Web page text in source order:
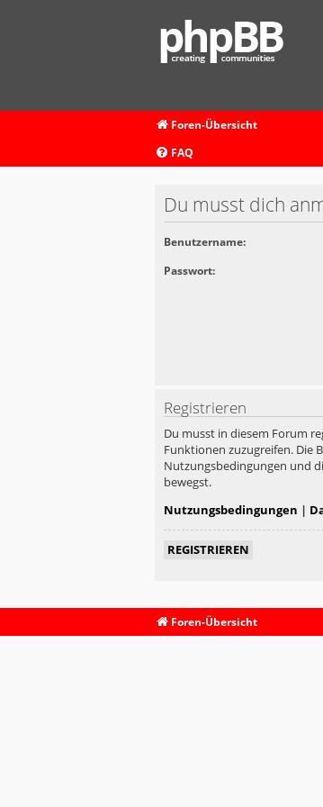
Foren-Übersicht
FAQ
Du musst dich
Benutzername:
Passwort:
Registrieren
Du musst in diesem Forum
Funktionen zuzugreifen. Die
Nutzungsbedingungen und
bewegst.
Nutzungsbedingungen |
REGISTRIEREN
Foren-Übersicht